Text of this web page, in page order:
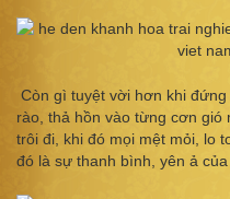
Còn gì tuyệt vời hơn khi
rào, thả hồn vào từng cơn
trôi đi, khi đó mọi mệt mỏi, lo
đó là sự thanh bình, yên ả